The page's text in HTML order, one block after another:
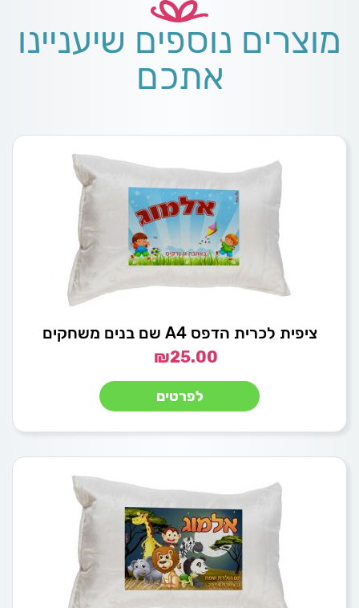
מוצרים נוספים שיעניינו
אתכם
ציפית לכרית הדפס A4 שם בנים משחקים
₪25.00
לפרטים